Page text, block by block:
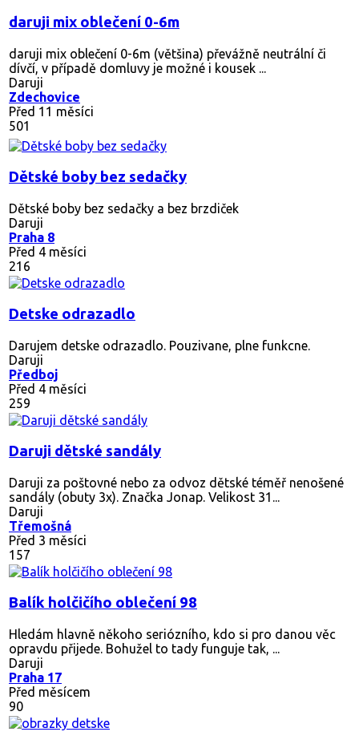
daruji mix oblečení 0-6m
daruji mix oblečení 0-6m (většina) převážně neutrální či
dívčí, v případě domluvy je možné i kousek ...
Daruji
Zdechovice
Před 11 měsíci
501
Dětské boby bez sedačky
Dětské boby bez sedačky a bez brzdiček
Daruji
Praha 8
Před 4 měsíci
216
Detske odrazadlo
Darujem detske odrazadlo. Pouzivane, plne funkcne.
Daruji
Předboj
Před 4 měsíci
259
Daruji dětské sandály
Daruji za poštovné nebo za odvoz dětské téměř nenošené
sandály (obuty 3x). Značka Jonap. Velikost 31...
Daruji
Třemošná
Před 3 měsíci
157
Balík holčičího oblečení 98
Hledám hlavně někoho seriózního, kdo si pro danou věc
opravdu přijede. Bohužel to tady funguje tak, ...
Daruji
Praha 17
Před měsícem
90